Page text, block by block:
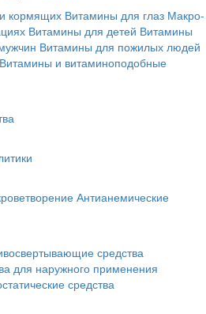
кормящих Витамины для глаз Макро-
Витамины для детей Витамины
Витамины для пожилых людей
Витамины и витаминоподобные
Антианемические
средства
для наружного применения
средства